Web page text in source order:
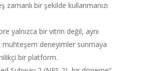
zamanlı bir şekilde kullanmanızı
yalnızca bir vitrin değil, aynı
muhteşem deneyimler sunmaya
bir platform.